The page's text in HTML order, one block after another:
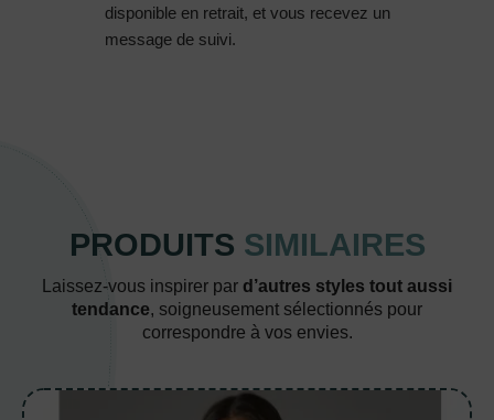
disponible en retrait, et vous recevez un
message de suivi.
PRODUITS SIMILAIRES
Laissez-vous inspirer par d’autres styles tout aussi
tendance, soigneusement sélectionnés pour
correspondre à vos envies.